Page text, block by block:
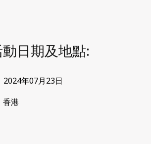
日期及地點:
2024年07月23日
香港